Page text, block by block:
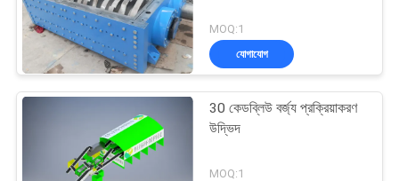
MOQ:1
যোগাযোগ
30 কেডব্লিউ বর্জ্য প্রক্রিয়াকরণ
উদ্ভিদ
MOQ:1